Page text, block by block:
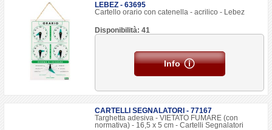
LEBEZ - 63695
Cartello orario con catenella - acrilico - Lebez
Disponibilità: 41
Info
CARTELLI SEGNALATORI - 77167
Targhetta adesiva - VIETATO FUMARE (con
normativa) - 16,5 x 5 cm - Cartelli Segnalatori